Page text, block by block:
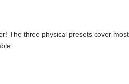
The three physical presets cover most